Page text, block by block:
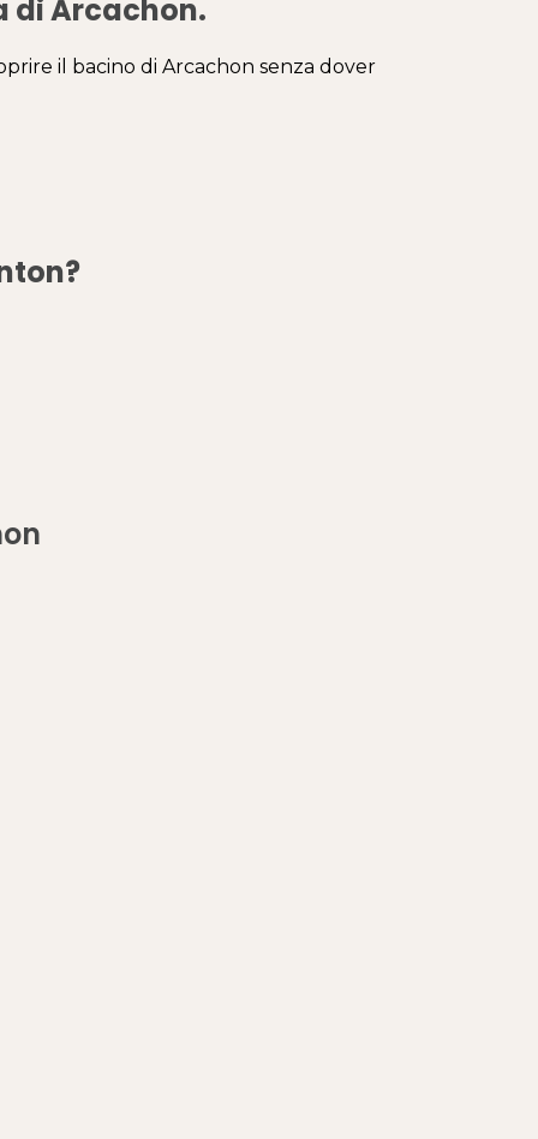
di Arcachon.
il bacino di Arcachon senza dover